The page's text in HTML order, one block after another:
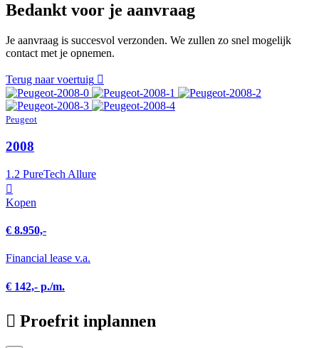
Bedankt voor je aanvraag
Je aanvraag is succesvol verzonden. We zullen zo snel mogelijk
contact met je opnemen.
Terug naar voertuig
Peugeot
2008
1.2 PureTech Allure
Kopen
€ 8.950,-
Financial lease v.a.
€ 142,- p./m.
Proefrit inplannen